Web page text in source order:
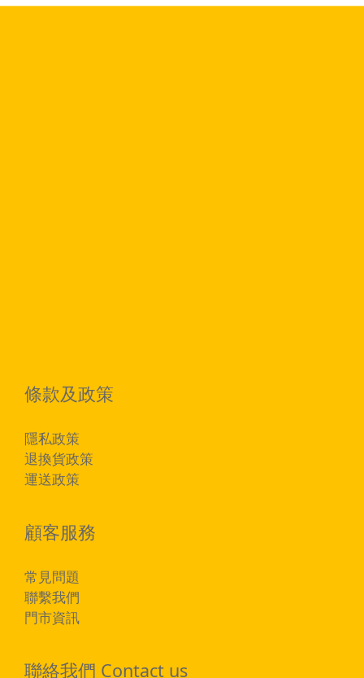
條款及政策
隱私政策
退換貨政策
運送政策
顧客服務
常見問題
聯繫我們
門市資訊
聯絡我們 Contact us